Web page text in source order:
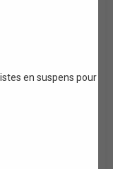
en suspens pour